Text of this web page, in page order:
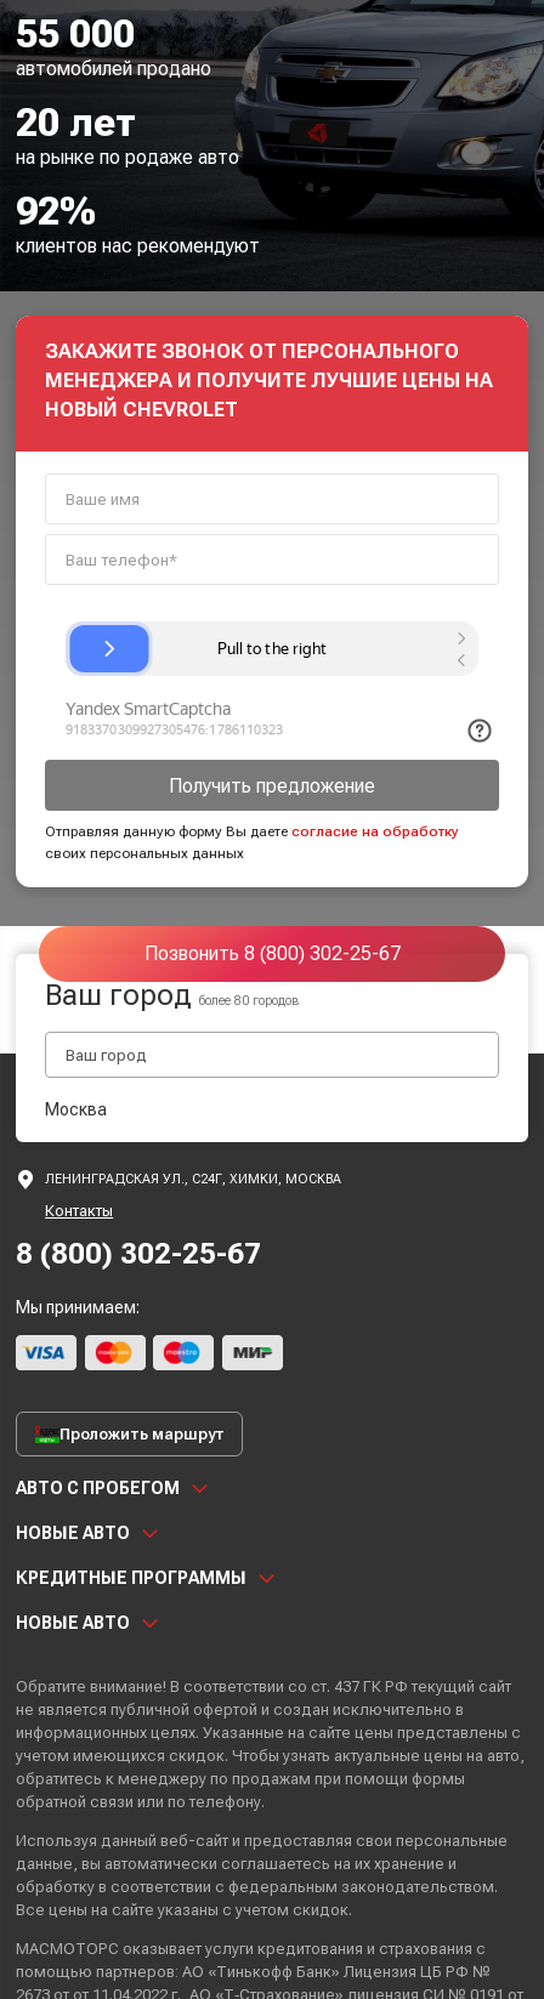
ЗАКАЖИТЕ ЗВОНОК ОТ ПЕРСОНАЛЬНОГО
МЕНЕДЖЕРА И ПОЛУЧИТЕ ЛУЧШИЕ ЦЕНЫ НА
НОВЫЙ CHEVROLET
Получить предложение
Отправляя данную форму Вы даетесогласие на обработку
своих персональных данных
55 000
автомобилей продано
20 лет
на рынке по родаже авто
92%
клиентов нас рекомендуют
Позвонить 8 (800) 302-25-67
Ваш городболее 80 городов
Москва
ЛЕНИНГРАДСКАЯ УЛ., С24Г, ХИМКИ, МОСКВА
Контакты
8 (800) 302-25-67
Мы принимаем:
Проложить маршрут
АВТО С ПРОБЕГОМ
НОВЫЕ АВТО
КРЕДИТНЫЕ ПРОГРАММЫ
НОВЫЕ АВТО
Обратите внимание! В соответствии со ст. 437 ГК РФ текущий сайт
не является публичной офертой и создан исключительно в
информационных целях. Указанные на сайте цены представлены с
учетом имеющихся скидок. Чтобы узнать актуальные цены на авто,
обратитесь к менеджеру по продажам при помощи формы
обратной связи или по телефону.
Используя данный веб-сайт и предоставляя свои персональные
данные , вы автоматически соглашаетесь на их хранение и
обработку в соответствии с федеральным законодательством.
Все цены на сайте указаны с учетом скидок.
МАСМОТОРС оказывает услуги кредитования и страхования с
помощью партнеров: АО «Тинькофф Банк» Лицензия ЦБ РФ №
2673 от от 11.04.2022 г., АО «Т‑Страхование» лицензия СИ № 0191 от